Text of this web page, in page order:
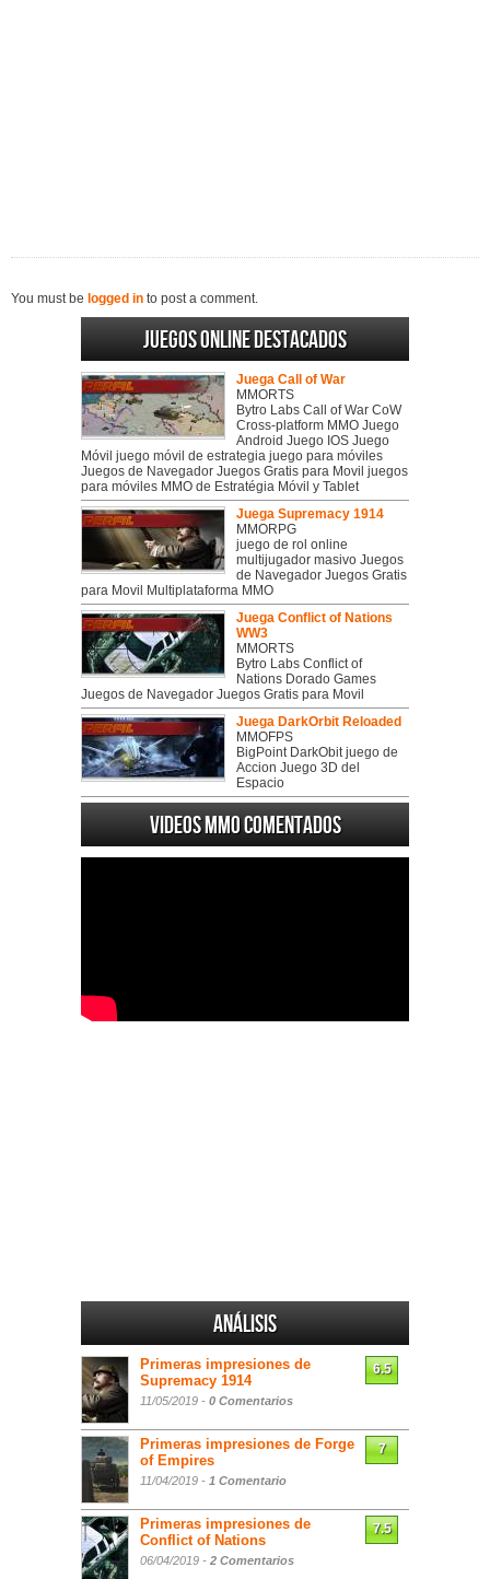
You must be logged in to post a comment.
Juegos online destacados
Juega Call of War
MMORTS
Bytro Labs Call of War CoW
Cross-platform MMO Juego
Android Juego IOS Juego
Móvil juego móvil de estrategia juego para móviles
Juegos de Navegador Juegos Gratis para Movil juegos
para móviles MMO de Estratégia Móvil y Tablet
Juega Supremacy 1914
MMORPG
juego de rol online
multijugador masivo Juegos
de Navegador Juegos Gratis
para Movil Multiplataforma MMO
Juega Conflict of Nations
WW3
MMORTS
Bytro Labs Conflict of
Nations Dorado Games
Juegos de Navegador Juegos Gratis para Movil
Juega DarkOrbit Reloaded
MMOFPS
BigPoint DarkObit juego de
Accion Juego 3D del
Espacio
Videos MMO Comentados
Análisis
Primeras impresiones de
Supremacy 1914
11/05/2019 - 0 Comentarios
6.5
Primeras impresiones de Forge
of Empires
11/04/2019 - 1 Comentario
7
Primeras impresiones de
Conflict of Nations
06/04/2019 - 2 Comentarios
7.5